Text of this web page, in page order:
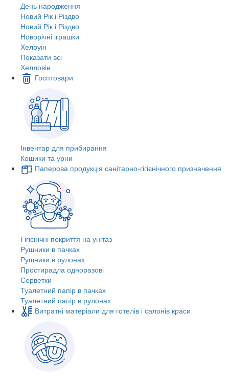
День народження
Новий Рік і Різдво
Новий Рік і Різдво
Новорічні іграшки
Хелоуін
Показати всі
Хелловін
Госптовари
Інвентар для прибирання
Кошики та урни
Паперова продукція санітарно-гігієнічного призначення
Гігієнічні покриття на унітаз
Рушники в пачках
Рушники в рулонах
Простирадла одноразові
Серветки
Туалетний папір в пачках
Туалетний папір в рулонах
Витратні матеріали для готелів і салонів краси